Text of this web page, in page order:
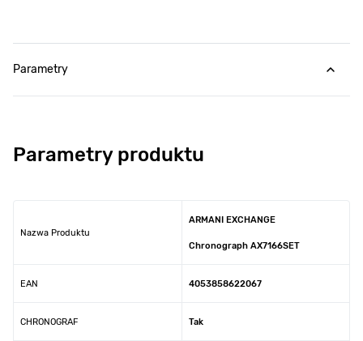
Parametry
Parametry produktu
Nazwa Produktu
ARMANI EXCHANGE
Chronograph AX7166SET
EAN 4053858622067
CHRONOGRAF Tak